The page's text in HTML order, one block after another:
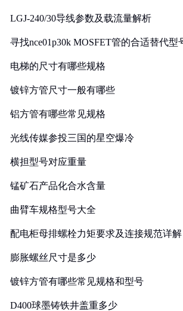
LGJ-240/30导线参数及载流量解析
寻找nce01p30k MOSFET管的合适替代型
电梯的尺寸有哪些规格
镀锌方管尺寸一般有哪些
铝方管有哪些常见规格
光线传媒参投三国的星空爆冷
横担型号对应重量
锰矿石产品化合水含量
曲臂车规格型号大全
配电柜母排螺栓力矩要求及连接规范详解
膨胀螺丝尺寸是多少
镀锌方管有哪些常见规格和型号
D400球墨铸铁井盖重多少